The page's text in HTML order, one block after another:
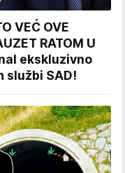
VEĆ OVE
RATOM U
ekskluzivno
službi SAD!